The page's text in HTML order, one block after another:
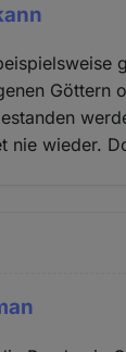
Göttern
nie wieder.